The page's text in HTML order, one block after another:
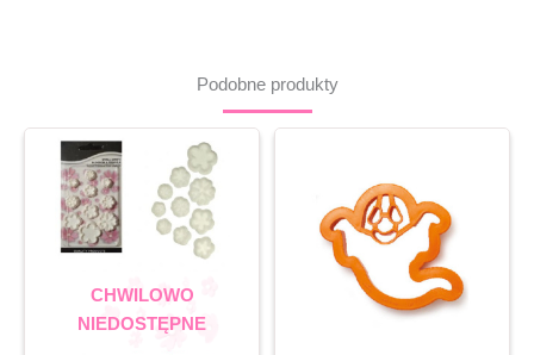
Podobne produkty
CHWILOWO
NIEDOSTĘPNE